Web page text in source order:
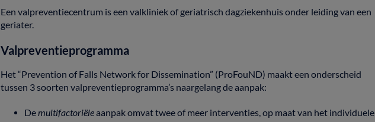
Eenvalpreventiecentrum iseenvalkliniekofgeriatrischdagziekenhuisonder leidingvaneen
geriater.
Valpreventieprogramma
Het“PreventionofFalls Networkfor Dissemination” (ProFouND) maakteenonderscheid
tussen 3soortenvalpreventieprogramma’s naargelangdeaanpak:
Demultifactoriëleaanpakomvattweeofmeer interventies,op maatvan het individuele